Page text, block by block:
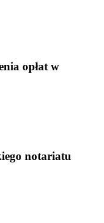
opłat w
notariatu